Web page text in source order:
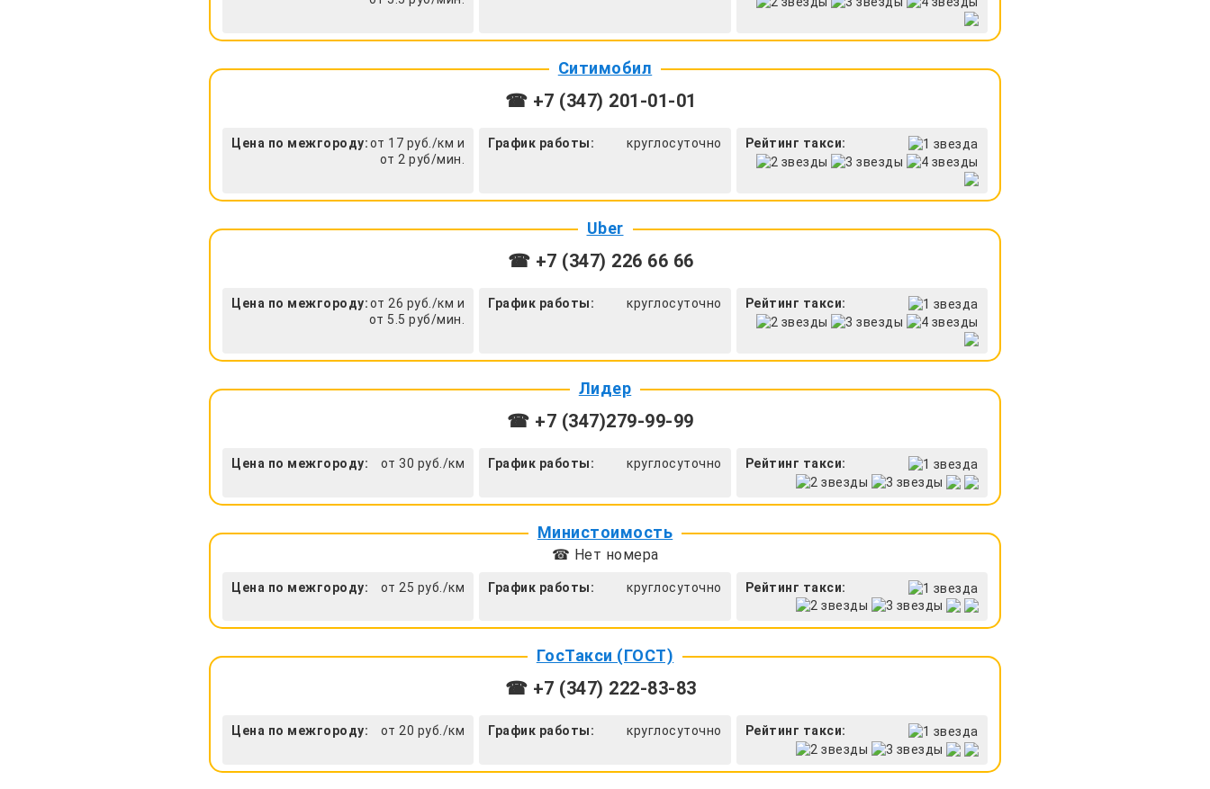
Ситимобил
☎ +7 (347) 201-01-01
Цена по межгороду:от 17 руб./км и
от 2 руб/мин.
График работы: круглосуточно Рейтинг такси:
Uber
☎ +7 (347) 226 66 66
Цена по межгороду:от 26 руб./км и
от 5.5 руб/мин.
График работы: круглосуточно Рейтинг такси:
Лидер
☎ +7 (347)279-99-99
Цена по межгороду: от 30 руб./км График работы: круглосуточно Рейтинг такси:
Министоимость
☎ Нет номера
Цена по межгороду: от 25 руб./км График работы: круглосуточно Рейтинг такси:
ГосТакси (ГОСТ)
☎ +7 (347) 222-83-83
Цена по межгороду: от 20 руб./км График работы: круглосуточно Рейтинг такси: